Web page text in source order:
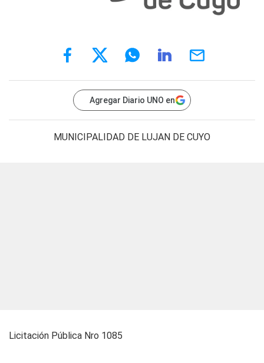
Agregar Diario UNO en
MUNICIPALIDAD DE LUJAN DE CUYO
Licitación Pública Nro 1085